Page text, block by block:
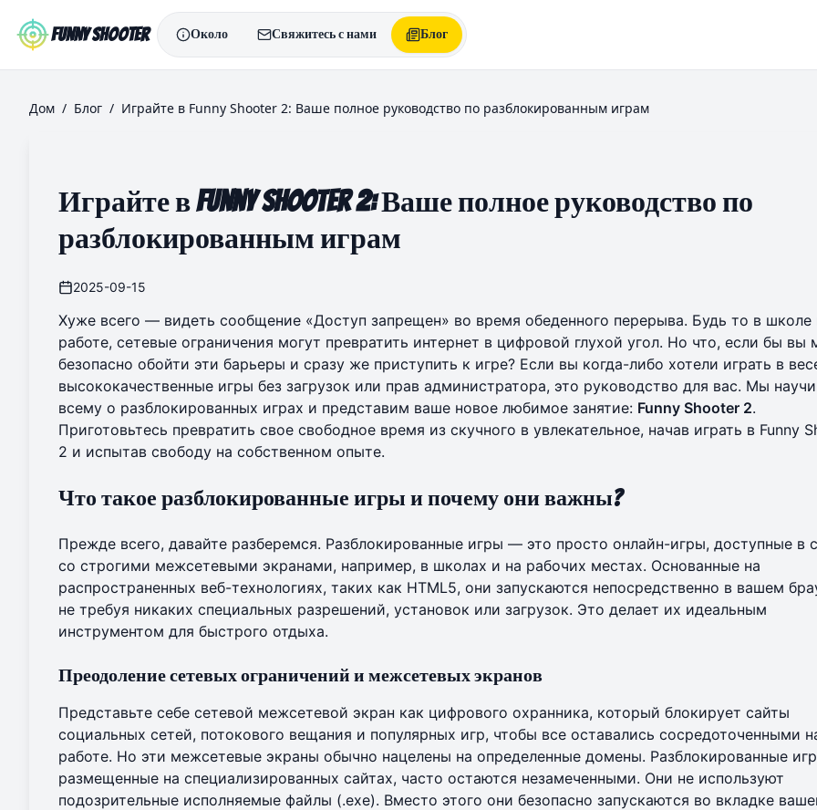
Funny Shooter
Около Свяжитесь с нами Блог
Дом / Блог / Играйте в Funny Shooter 2: Ваше полное руководство по разблокированным играм
Играйте в Funny Shooter 2: Ваше полное руководство по
разблокированным играм
2025-09-15
Хуже всего — видеть сообщение «Доступ запрещен» во время обеденного перерыва. Будь то в школе
работе, сетевые ограничения могут превратить интернет в цифровой глухой угол. Но что, если бы вы
безопасно обойти эти барьеры и сразу же приступить к игре? Если вы когда-либо хотели играть в
высококачественные игры без загрузок или прав администратора, это руководство для вас. Мы
всему о разблокированных играх и представим ваше новое любимое занятие: Funny Shooter 2.
Приготовьтесь превратить свое свободное время из скучного в увлекательное, начав играть в Funny
2 и испытав свободу на собственном опыте.
Что такое разблокированные игры и почему они важны?
Прежде всего, давайте разберемся. Разблокированные игры — это просто онлайн-игры, доступные в
со строгими межсетевыми экранами, например, в школах и на рабочих местах. Основанные на
распространенных веб-технологиях, таких как HTML5, они запускаются непосредственно в вашем
не требуя никаких специальных разрешений, установок или загрузок. Это делает их идеальным
инструментом для быстрого отдыха.
Преодоление сетевых ограничений и межсетевых экранов
Представьте себе сетевой межсетевой экран как цифрового охранника, который блокирует сайты
социальных сетей, потокового вещания и популярных игр, чтобы все оставались сосредоточенными
работе. Но эти межсетевые экраны обычно нацелены на определенные домены. Разблокированные
размещенные на специализированных сайтах, часто остаются незамеченными. Они не используют
подозрительные исполняемые файлы (.exe). Вместо этого они безопасно запускаются во вкладке